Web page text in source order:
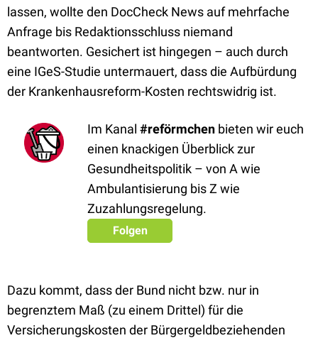
lassen, wollte den DocCheck News auf mehrfache
Anfrage bis Redaktionsschluss niemand
beantworten. Gesichert ist hingegen – auch durch
eine IGeS-Studie untermauert, dass die Aufbürdung
der Krankenhausreform-Kosten rechtswidrig ist.
Im Kanal #reförmchen bieten wir euch
einen knackigen Überblick zur
Gesundheitspolitik – von A wie
Ambulantisierung bis Z wie
Zuzahlungsregelung.
Folgen
Dazu kommt, dass der Bund nicht bzw. nur in
begrenztem Maß (zu einem Drittel) für die
Versicherungskosten der Bürgergeldbeziehenden